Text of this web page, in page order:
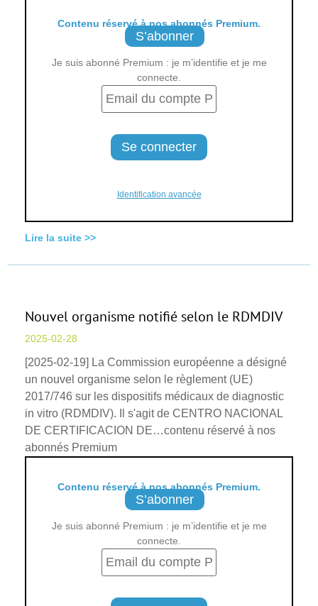
Contenu réservé à nos abonnés Premium.
S’abonner
Je suis abonné Premium : je m’identifie et je me
connecte.
Identification avancée
Lire la suite >>
Nouvel organisme notifié selon le RDMDIV
2025-02-28
[2025-02-19] La Commission européenne a désigné
un nouvel organisme selon le règlement (UE)
2017/746 sur les dispositifs médicaux de diagnostic
in vitro (RDMDIV). Il s'agit de CENTRO NACIONAL
DE CERTIFICACION DE…contenu réservé à nos
abonnés Premium
Contenu réservé à nos abonnés Premium.
S’abonner
Je suis abonné Premium : je m’identifie et je me
connecte.